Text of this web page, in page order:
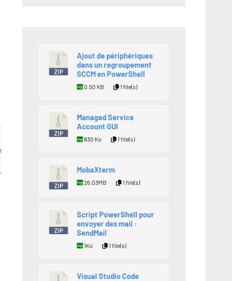
Ajout de périphériques
dans un regroupement
SCCM en PowerShell
0.50 KB 1 file(s)
Managed Service
Account GUI
830 Ko 1 file(s)
MobaXterm
26.03MB 1 file(s)
Script PowerShell pour
envoyer des mail :
SendMail
1Ko 1 file(s)
Visual Studio Code